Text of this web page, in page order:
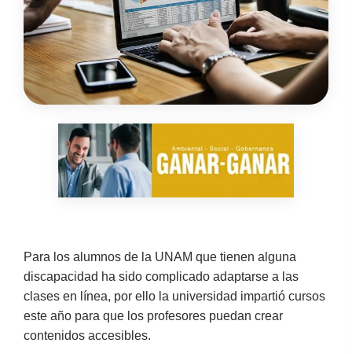
Para los alumnos de la UNAM que tienen alguna
discapacidad ha sido complicado adaptarse a las
clases en línea, por ello la universidad impartió cursos
este año para que los profesores puedan crear
contenidos accesibles.